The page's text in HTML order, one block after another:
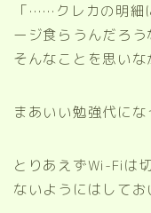
「……クレカの明細
ージ食らうんだろう
そんなことを思いな
まあいい勉強代にな
とりあえずWi-Fiは
ないようにはしてお